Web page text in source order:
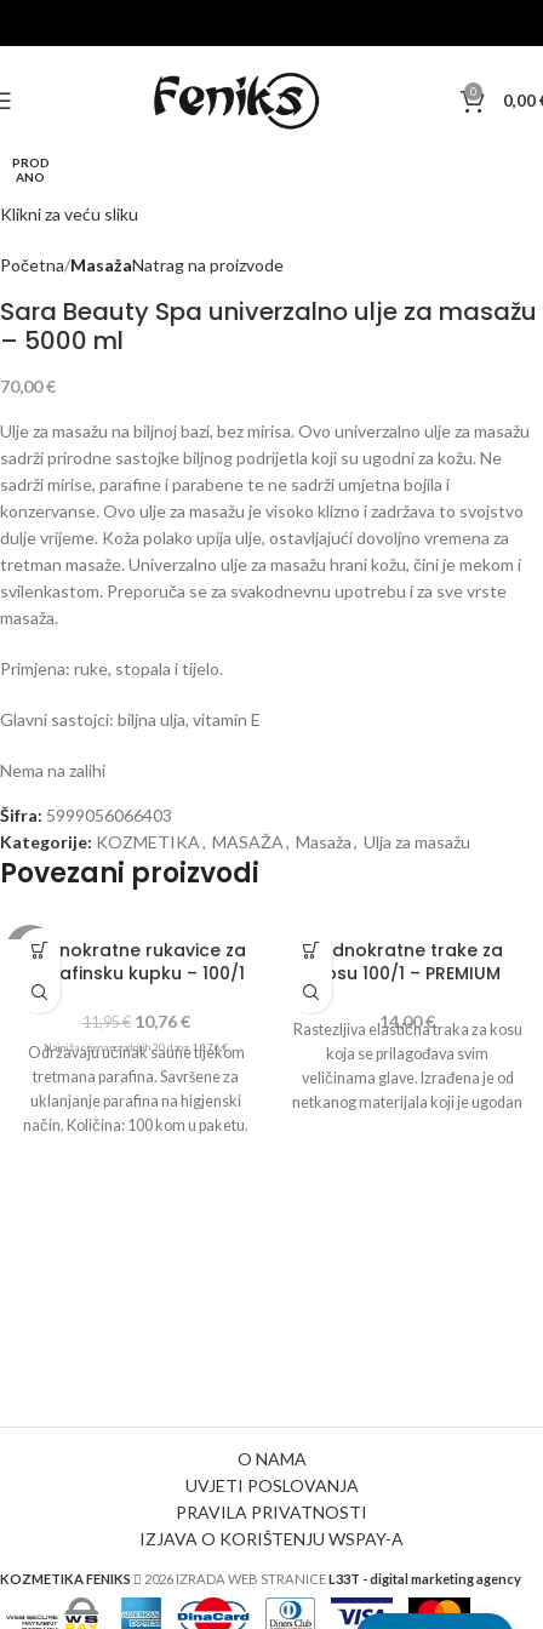
0 0,00
PROD
ANO
Klikni za veću sliku
Početna MasažaNatrag na proizvode
Sara Beauty Spa univerzalno ulje za masažu
– 5000 ml
70,00€
Ulje za masažu na biljnoj bazi, bez mirisa. Ovo univerzalno ulje za masažu
sadrži prirodne sastojke biljnog podrijetla koji su ugodni za kožu. Ne
sadrži mirise, parafine i parabene te ne sadrži umjetna bojila i
konzervanse. Ovo ulje za masažu je visoko klizno i zadržava to svojstvo
dulje vrijeme. Koža polako upija ulje, ostavljajući dovoljno vremena za
tretman masaže. Univerzalno ulje za masažu hrani kožu, čini je mekom i
svilenkastom. Preporuča se za svakodnevnu upotrebu i za sve vrste
masaža.
Primjena: ruke, stopala i tijelo.
Glavni sastojci: biljna ulja, vitamin E
Nema na zalihi
Šifra: 5999056066403
Kategorije: KOZMETIKA, MASAŽA, Masaža, Ulja za masažu
Povezani proizvodi
-10%
Jednokratne rukavice za
parafinsku kupku – 100/1
11,95€ 10,76€
Najniža cijena u zadnjih 30 dana: 10,76€
Održavaju učinak saune tijekom
tretmana parafina. Savršene za
uklanjanje parafina na higjenski
način. Količina: 100 kom u paketu.
Jednokratne trake za
kosu 100/1 – PREMIUM
14,00€
Rastezljiva elastična traka za kosu
koja se prilagođava svim
veličinama glave. Izrađena je od
netkanog materijala koji je ugodan
O NAMA
UVJETI POSLOVANJA
PRAVILA PRIVATNOSTI
IZJAVA O KORIŠTENJU WSPAY-A
KOZMETIKA FENIKS 2026 IZRADA WEB STRANICEL33T - digital marketing agency